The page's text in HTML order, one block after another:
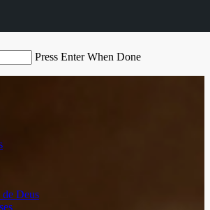
Press Enter When Done
Deus